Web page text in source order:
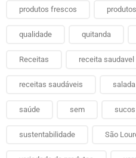
produtos frescos
qualidade quitanda
Receitas receita saudavel
receitas saudáveis
saúde sem
sustentabilidade São